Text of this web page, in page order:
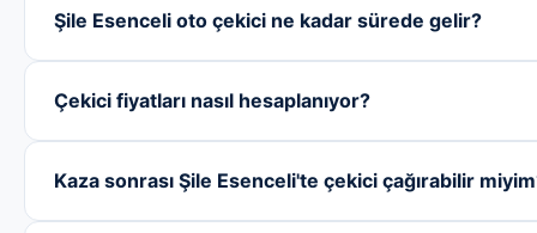
Şile Esenceli oto çekici ne kadar sürede gelir?
Çekici fiyatları nasıl hesaplanıyor?
Kaza sonrası Şile Esenceli'te çekici çağırabilir